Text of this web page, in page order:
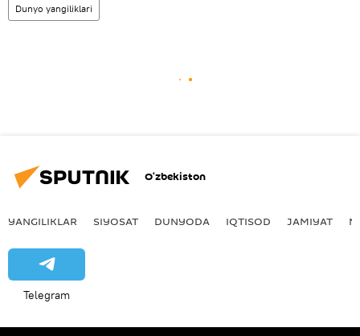
Dunyo yangiliklari
O‘zbekiston
YANGILIKLAR SIYOSAT DUNYODA IQTISOD JAMIYAT
Telegram